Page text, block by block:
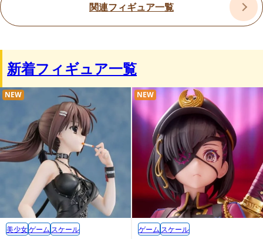
関連フィギュア一覧
新着フィギュア一覧
NEW
美少女ゲーム スケール
NEW
ゲーム スケール